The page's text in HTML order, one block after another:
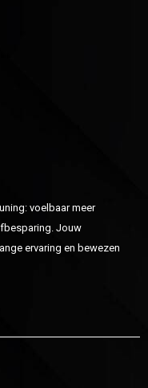
voelbaar meer
Jouw
ervaring en bewezen